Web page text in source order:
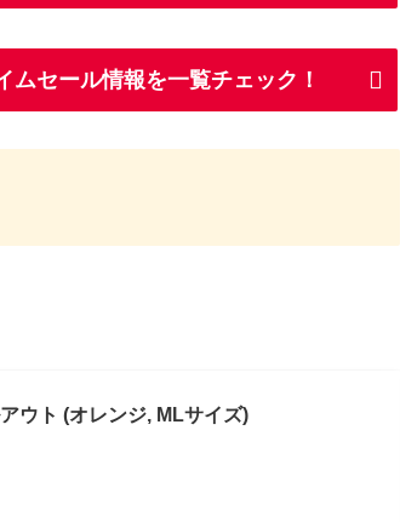
セール情報を一覧チェック！
ウト (オレンジ, MLサイズ)